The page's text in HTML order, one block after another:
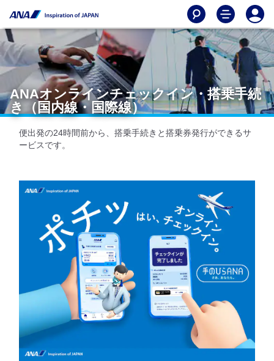
ANAオンラインチェックイン・搭乗手続
き（国内線・国際線）
便出発の24時間前から、搭乗手続きと搭乗券発行ができるサ
ービスです。